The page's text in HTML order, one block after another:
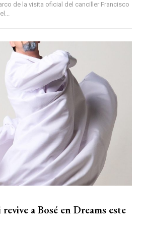
de la visita oficial del canciller Francisco
a Bosé en Dreams este